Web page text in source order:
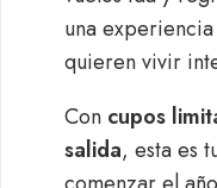
una
quieren vivir
Con cupos
salida, esta es